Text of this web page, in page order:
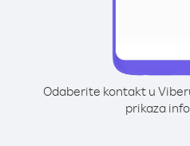
Odaberite kontakt u
prikaza